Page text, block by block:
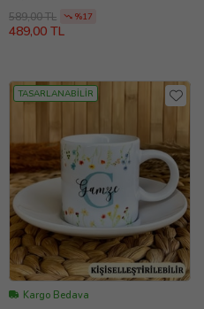
589,00 TL
%17
489,00 TL
TASARLANABİLİR
Kargo Bedava